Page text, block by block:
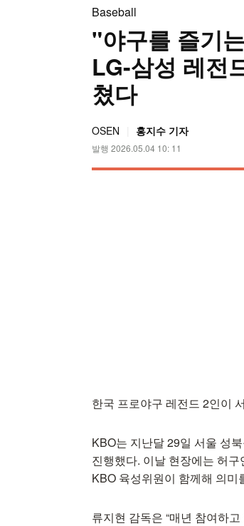
Baseball
"야구를 즐기
LG-삼성 레전
쳤다
OSEN 홍지수 기자
발행 2026.05.04 10: 11
한국 프로야구 레전드 2인이
KBO는 지난달 29일 서울 성
진행했다. 이날 현장에는 허
KBO 육성위원이 함께해 의미
류지현 감독은 “매년 참여하